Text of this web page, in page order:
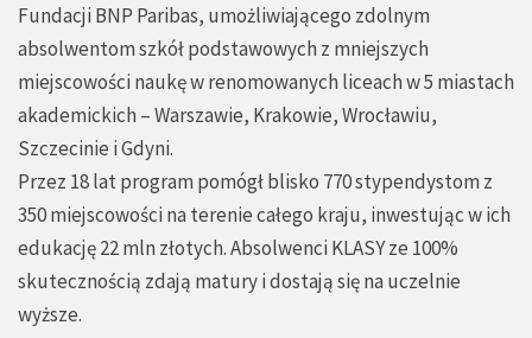
Fundacji BNP Paribas, umożliwiającego zdolnym
absolwentom szkół podstawowych z mniejszych
miejscowości naukę w renomowanych liceach w 5 miastach
akademickich – Warszawie, Krakowie, Wrocławiu,
Szczecinie i Gdyni.
Przez 18 lat program pomógł blisko 770 stypendystom z
350 miejscowości na terenie całego kraju, inwestując w ich
edukację 22 mln złotych. Absolwenci KLASY ze 100%
skutecznością zdają matury i dostają się na uczelnie
wyższe.